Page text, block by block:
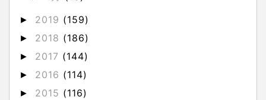
► 2019 (159)
► 2018 (186)
► 2017 (144)
► 2016 (114)
► 2015 (116)